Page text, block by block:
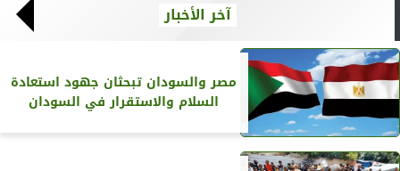
آخر الأخبار
مصر والسودان تبحثان جهود استعادة
السلام والاستقرار في السودان